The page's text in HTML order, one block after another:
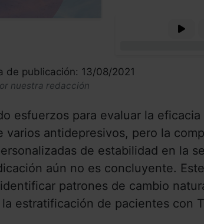
de publicación: 13/08/2021
nuestra redacción
esfuerzos para evaluar la eficacia
varios antidepresivos, pero la
de estabilidad en la
aún no es concluyente.
patrones de cambio
estratificación de pacientes con